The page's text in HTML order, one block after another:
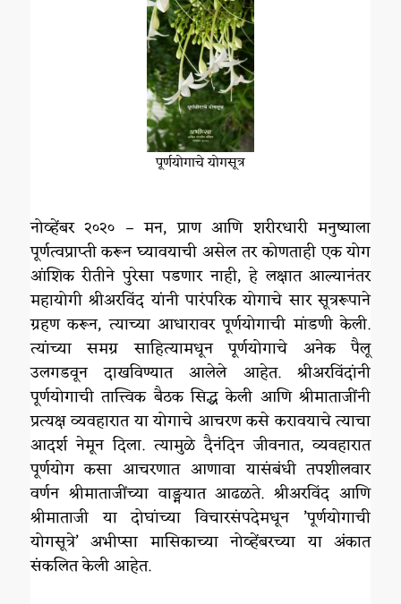
पूर्णयोगाचे योगसूत्र
नोव्हेंबर २०२० – मन, प्राण आणि शरीरधारी मनुष्याला
पूर्णत्वप्राप्ती करून घ्यावयाची असेल तर कोणताही एक योग
आंशिक रीतीने पुरेसा पडणार नाही, हे लक्षात आल्यानंतर
महायोगी श्रीअरविंद यांनी पारंपरिक योगाचे सार सूत्ररूपाने
ग्रहण करून, त्याच्या आधारावर पूर्णयोगाची मांडणी केली.
त्यांच्या समग्र साहित्यामधून पूर्णयोगाचे अनेक पैलू
उलगडवून दाखविण्यात आलेले आहेत. श्रीअरविंदांनी
पूर्णयोगाची तात्त्विक बैठक सिद्ध केली आणि श्रीमाताजींनी
प्रत्यक्ष व्यवहारात या योगाचे आचरण कसे करावयाचे त्याचा
आदर्श नेमून दिला. त्यामुळे दैनंदिन जीवनात, व्यवहारात
पूर्णयोग कसा आचरणात आणावा यासंबंधी तपशीलवार
वर्णन श्रीमाताजींच्या वाङ्मयात आढळते. श्रीअरविंद आणि
श्रीमाताजी या दोघांच्या विचारसंपदेमधून ’पूर्णयोगाची
योगसूत्रे’ अभीप्सा मासिकाच्या नोव्हेंबरच्या या अंकात
संकलित केली आहेत.